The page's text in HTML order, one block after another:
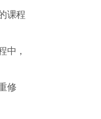
课程
中，
修